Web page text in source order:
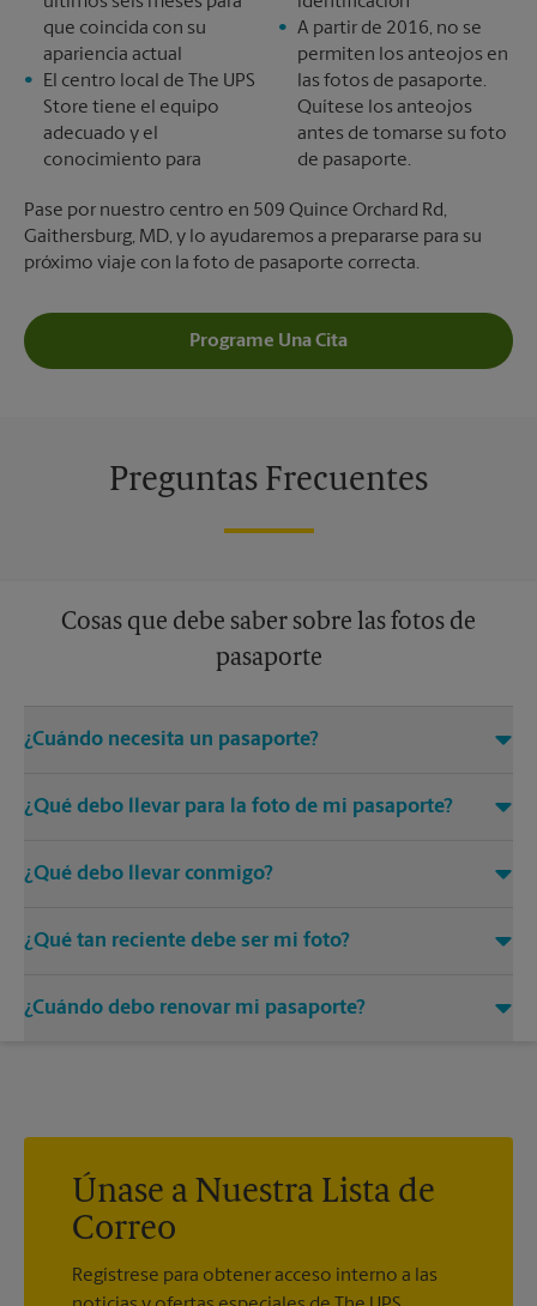
que coincida con su
apariencia actual
El centro local de The UPS
Store tiene el equipo
adecuado y el
conocimiento para
A partir de 2016, no se
permiten los anteojos en
las fotos de pasaporte.
Quítese los anteojos
antes de tomarse su foto
de pasaporte.
Pase por nuestro centro en 509 Quince Orchard Rd,
Gaithersburg, MD, y lo ayudaremos a prepararse para su
próximo viaje con la foto de pasaporte correcta.
Programe Una Cita
Preguntas Frecuentes
Cosas que debe saber sobre las fotos de
pasaporte
¿Cuándo necesita un pasaporte?
tenga un pasaporte activo.
¿Qué debo llevar para la foto de mi pasaporte?
pasaporte. Evite las impresiones, los patrones, los sombreros
¿Qué debo llevar conmigo?
una identificación actualizada y un certificado de nacimiento.
¿Qué tan reciente debe ser mi foto?
ser tomada dentro de los últimos 6 meses.
¿Cuándo debo renovar mi pasaporte?
Únase a Nuestra Lista de
Correo
Regístrese para obtener acceso interno a las